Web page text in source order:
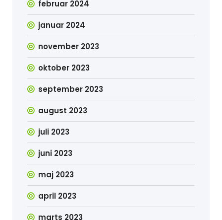
februar 2024
januar 2024
november 2023
oktober 2023
september 2023
august 2023
juli 2023
juni 2023
maj 2023
april 2023
marts 2023